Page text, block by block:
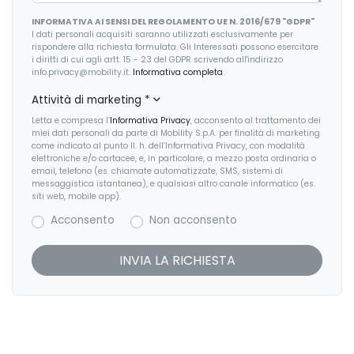
Indicatore cambio marcia
Kit riparazione pneumatici / tirefit
Pacchetto
Pacchetto sicurezza
Regolatore di velocità - Cruise Control
Riconoscimento segnali stradali
Sedili anteriori sportivi
INFORMATIVA AI SENSI DEL REGOLAMENTO UE N. 2016/679 "GDPR"
I dati personali acquisiti saranno utilizzati esclusivamente per
rispondere alla richiesta formulata. Gli Interessati possono esercitare
i diritti di cui agli artt. 15 - 23 del GDPR scrivendo all'indirizzo
info.privacy@mobility.it. Informativa completa.
Attività di marketing *
Letta e compresa l’Informativa Privacy, acconsento al trattamento dei
miei dati personali da parte di Mobility S.p.A. per finalità di marketing
come indicato al punto II. h. dell’Informativa Privacy, con modalità
elettroniche e/o cartacee, e, in particolare, a mezzo posta ordinaria o
email, telefono (es. chiamate automatizzate, SMS, sistemi di
messaggistica istantanea), e qualsiasi altro canale informatico (es.
siti web, mobile app).
Acconsento Non acconsento